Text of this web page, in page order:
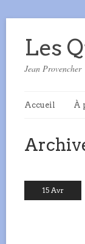
Les
Jean Provencher
Accueil À
15 Avr